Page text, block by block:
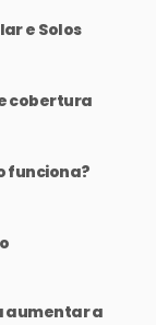
e Solos
cobertura
funciona?
aumentar a